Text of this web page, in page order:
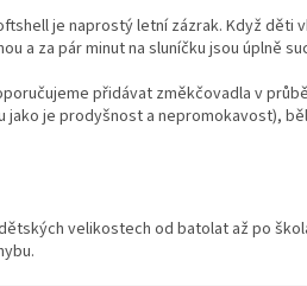
je naprostý letní zázrak. Když děti
a za pár minut na sluníčku jsou úplně
přidávat změkčovadla v
je prodyšnost a nepromokavost),
velikostech od batolat až po